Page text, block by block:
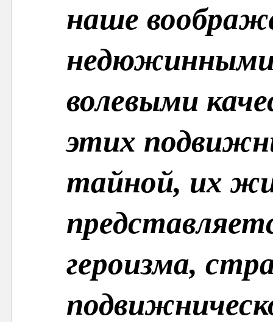
наше
волевыми
этих
тайной, их
героизма,